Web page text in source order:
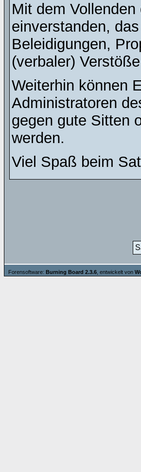
Mit dem
einverstanden,
Beleidigungen,
(verbaler)
Weiterhin können
Administratoren
gegen gute Sitten
werden.
Viel Spaß beim
Forensoftware: Burning Board 2.3.6 , entwickelt von